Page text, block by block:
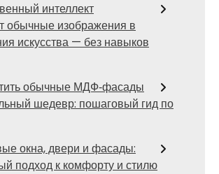
интеллект
обычные изображения в
искусства — без навыков
обычные МДФ‑фасады
шедевр: пошаговый гид по
окна, двери и фасады:
подход к комфорту и стилю